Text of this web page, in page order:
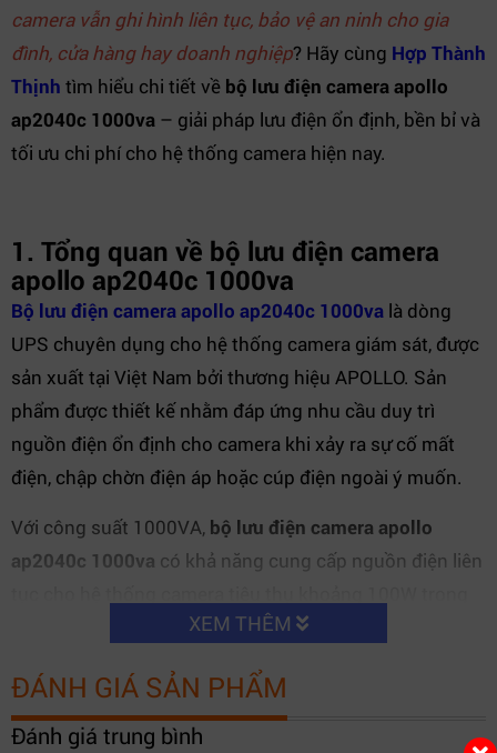
camera vẫn ghi hình liên tục, bảo vệ an ninh cho gia
đình, cửa hàng hay doanh nghiệp? Hãy cùng Hợp Thành
Thịnh tìm hiểu chi tiết về bộ lưu điện camera apollo
ap2040c 1000va – giải pháp lưu điện ổn định, bền bỉ và
tối ưu chi phí cho hệ thống camera hiện nay.
1. Tổng quan về bộ lưu điện camera
apollo ap2040c 1000va
Bộ lưu điện camera apollo ap2040c 1000va là dòng
UPS chuyên dụng cho hệ thống camera giám sát, được
sản xuất tại Việt Nam bởi thương hiệu APOLLO. Sản
phẩm được thiết kế nhằm đáp ứng nhu cầu duy trì
nguồn điện ổn định cho camera khi xảy ra sự cố mất
điện, chập chờn điện áp hoặc cúp điện ngoài ý muốn.
Với công suất 1000VA, bộ lưu điện camera apollo
ap2040c 1000va có khả năng cung cấp nguồn điện liên
thời gian từ 3 đến 4 giờ, tương đương khoảng 8 camera
ở, cửa hàng, văn phòng, kho xưởng nhỏ hoặc các điểm
giám sát an ninh quan trọng.
XEM THÊM
ĐÁNH GIÁ SẢN PHẨM
Đánh giá trung bình